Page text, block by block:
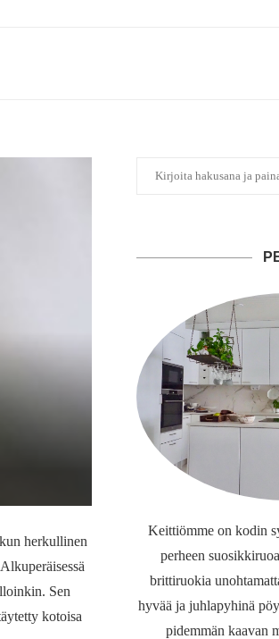
herkullinen
Sen
kotoisa
Keittiömme on kodin
perheen
brittiruokia
hyvää ja juhlapyhinä
pidemmän kaavan